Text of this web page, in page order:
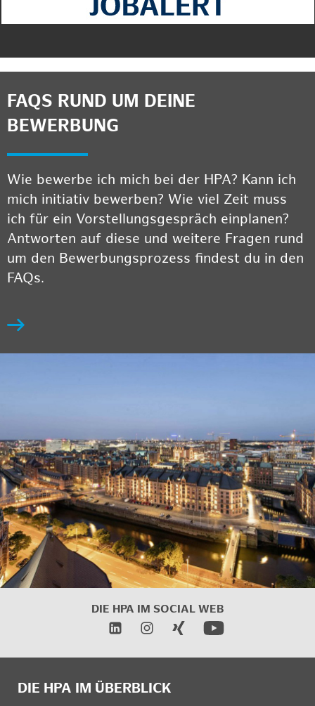
FAQS RUND UM DEINE
BEWERBUNG
Wie bewerbe ich mich bei der HPA? Kann ich
mich initiativ bewerben? Wie viel Zeit muss
ich für ein Vorstellungsgespräch einplanen?
Antworten auf diese und weitere Fragen rund
um den Bewerbungsprozess findest du in den
FAQs.
DIE HPA IM SOCIAL WEB
DIE HPA IM ÜBERBLICK